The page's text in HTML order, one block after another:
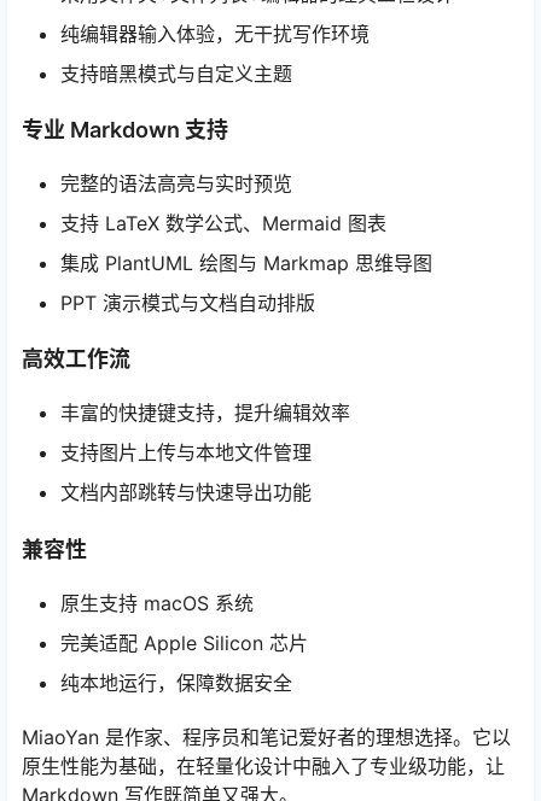
纯编辑器输入体验，无干扰写作环境
支持暗黑模式与自定义主题
专业 Markdown 支持
完整的语法高亮与实时预览
支持 LaTeX 数学公式、Mermaid 图表
集成 PlantUML 绘图与 Markmap 思维导图
PPT 演示模式与文档自动排版
高效工作流
丰富的快捷键支持，提升编辑效率
支持图片上传与本地文件管理
文档内部跳转与快速导出功能
兼容性
原生支持 macOS 系统
完美适配 Apple Silicon 芯片
纯本地运行，保障数据安全
MiaoYan 是作家、程序员和笔记爱好者的理想选择。它以
原生性能为基础，在轻量化设计中融入了专业级功能，让
Markdown 写作既简单又强大。